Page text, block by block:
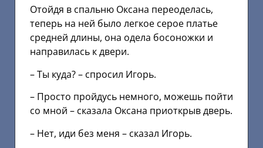
Отойдя в спальню Оксана переоделась,
теперь на ней было легкое серое платье
средней длины, она одела босоножки и
направилась к двери.
– Ты куда? – спросил Игорь.
– Просто пройдусь немного, можешь пойти
со мной – сказала Оксана приоткрыв дверь.
– Нет, иди без меня – сказал Игорь.